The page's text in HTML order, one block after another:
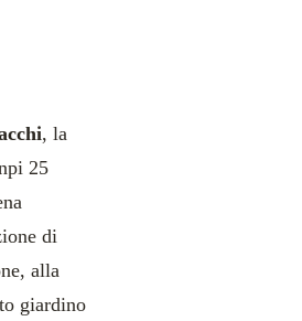
, la
25
di
alla
giardino